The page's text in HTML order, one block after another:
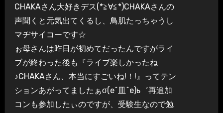
CHAKAさん大好きデス(*≧∀≦*)CHAKAさんの
声聞くと元気出てくるし、鳥肌たっちゃうし
マヂサイコーです☆
ぉ母さんは昨日が初めてだったんですがライ
ブが終わった後も『ライブ楽しかったね
♪CHAKAさん、本当にすごいね!！!』ってテン
ションあがってましたぁσ(e^皿^e)ь゛再追加
コンも参加したぃのですが、受験生なので勉